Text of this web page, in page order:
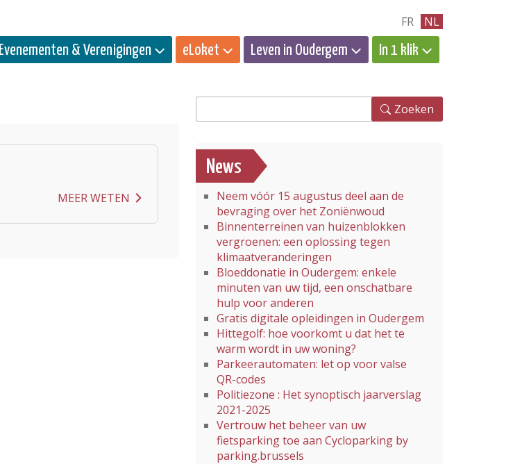
FR NL
Evenementen & Verenigingen eLoket Leven in Oudergem In 1 klik
MEER WETEN
Zoeken
News
Neem vóór 15 augustus deel aan de
bevraging over het Zoniënwoud
Binnenterreinen van huizenblokken
vergroenen: een oplossing tegen
klimaatveranderingen
Bloeddonatie in Oudergem: enkele
minuten van uw tijd, een onschatbare
hulp voor anderen
Gratis digitale opleidingen in Oudergem
Hittegolf: hoe voorkomt u dat het te
warm wordt in uw woning?
Parkeerautomaten: let op voor valse
QR-codes
Politiezone : Het synoptisch jaarverslag
2021-2025
Vertrouw het beheer van uw
fietsparking toe aan Cycloparking by
parking.brussels